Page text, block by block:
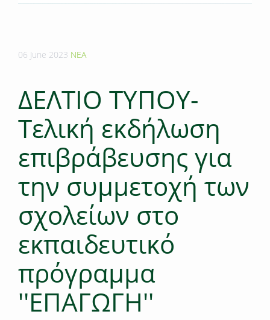
06 June 2023 ΝΕΑ
ΔΕΛΤΙΟ ΤΥΠΟΥ-
Τελική εκδήλωση
επιβράβευσης για
την συμμετοχή των
σχολείων στο
εκπαιδευτικό
πρόγραμμα
''ΕΠΑΓΩΓΗ''